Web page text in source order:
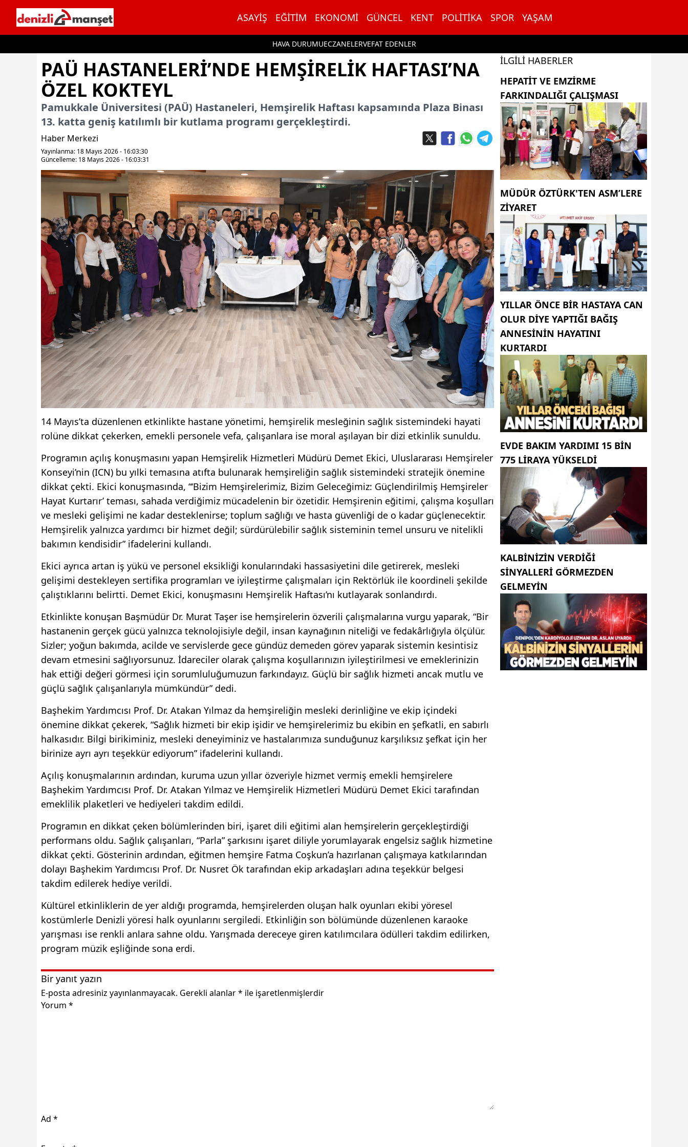
ASAYIŞ EĞITIM EKONOMI GÜNCEL KENT POLITIKA SPOR YAŞAM
HAVA DURUMUECZANELERVEFAT EDENLER
İçeriğe geç
PAÜ HASTANELERI’NDE HEMŞIRELIK HAFTASI’NA
ÖZEL KOKTEYL
Pamukkale Üniversitesi (PAÜ) Hastaneleri, Hemşirelik Haftası kapsamında Plaza Binası
13. katta geniş katılımlı bir kutlama programı gerçekleştirdi.
Haber Merkezi
Yayınlanma: 18 Mayıs 2026 - 16:03:30
Güncelleme: 18 Mayıs 2026 - 16:03:31
14 Mayıs’ta düzenlenen etkinlikte hastane yönetimi, hemşirelik mesleğinin sağlık sistemindeki hayati
rolüne dikkat çekerken, emekli personele vefa, çalışanlara ise moral aşılayan bir dizi etkinlik sunuldu.
Programın açılış konuşmasını yapan Hemşirelik Hizmetleri Müdürü Demet Ekici, Uluslararası Hemşireler
Konseyi’nin (ICN) bu yılki temasına atıfta bulunarak hemşireliğin sağlık sistemindeki stratejik önemine
dikkat çekti. Ekici konuşmasında, “‘Bizim Hemşirelerimiz, Bizim Geleceğimiz: Güçlendirilmiş Hemşireler
Hayat Kurtarır’ teması, sahada verdiğimiz mücadelenin bir özetidir. Hemşirenin eğitimi, çalışma koşulları
ve mesleki gelişimi ne kadar desteklenirse; toplum sağlığı ve hasta güvenliği de o kadar güçlenecektir.
Hemşirelik yalnızca yardımcı bir hizmet değil; sürdürülebilir sağlık sisteminin temel unsuru ve nitelikli
bakımın kendisidir” ifadelerini kullandı.
Ekici ayrıca artan iş yükü ve personel eksikliği konularındaki hassasiyetini dile getirerek, mesleki
gelişimi destekleyen sertifika programları ve iyileştirme çalışmaları için Rektörlük ile koordineli şekilde
çalıştıklarını belirtti. Demet Ekici, konuşmasını Hemşirelik Haftası’nı kutlayarak sonlandırdı.
Etkinlikte konuşan Başmüdür Dr. Murat Taşer ise hemşirelerin özverili çalışmalarına vurgu yaparak, “Bir
hastanenin gerçek gücü yalnızca teknolojisiyle değil, insan kaynağının niteliği ve fedakârlığıyla ölçülür.
Sizler; yoğun bakımda, acilde ve servislerde gece gündüz demeden görev yaparak sistemin kesintisiz
devam etmesini sağlıyorsunuz. İdareciler olarak çalışma koşullarınızın iyileştirilmesi ve emeklerinizin
hak ettiği değeri görmesi için sorumluluğumuzun farkındayız. Güçlü bir sağlık hizmeti ancak mutlu ve
güçlü sağlık çalışanlarıyla mümkündür” dedi.
Başhekim Yardımcısı Prof. Dr. Atakan Yılmaz da hemşireliğin mesleki derinliğine ve ekip içindeki
önemine dikkat çekerek, “Sağlık hizmeti bir ekip işidir ve hemşirelerimiz bu ekibin en şefkatli, en sabırlı
halkasıdır. Bilgi birikiminiz, mesleki deneyiminiz ve hastalarımıza sunduğunuz karşılıksız şefkat için her
birinize ayrı ayrı teşekkür ediyorum” ifadelerini kullandı.
Açılış konuşmalarının ardından, kuruma uzun yıllar özveriyle hizmet vermiş emekli hemşirelere
Başhekim Yardımcısı Prof. Dr. Atakan Yılmaz ve Hemşirelik Hizmetleri Müdürü Demet Ekici tarafından
emeklilik plaketleri ve hediyeleri takdim edildi.
Programın en dikkat çeken bölümlerinden biri, işaret dili eğitimi alan hemşirelerin gerçekleştirdiği
performans oldu. Sağlık çalışanları, “Parla” şarkısını işaret diliyle yorumlayarak engelsiz sağlık hizmetine
dikkat çekti. Gösterinin ardından, eğitmen hemşire Fatma Coşkun’a hazırlanan çalışmaya katkılarından
dolayı Başhekim Yardımcısı Prof. Dr. Nusret Ök tarafından ekip arkadaşları adına teşekkür belgesi
takdim edilerek hediye verildi.
Kültürel etkinliklerin de yer aldığı programda, hemşirelerden oluşan halk oyunları ekibi yöresel
kostümlerle Denizli yöresi halk oyunlarını sergiledi. Etkinliğin son bölümünde düzenlenen karaoke
yarışması ise renkli anlara sahne oldu. Yarışmada dereceye giren katılımcılara ödülleri takdim edilirken,
program müzik eşliğinde sona erdi.
Bir yanıt yazın
E-posta adresiniz yayınlanmayacak. Gerekli alanlar* ile işaretlenmişlerdir
Yorum *
Ad *
İLGILI HABERLER
HEPATİT VE EMZİRME
FARKINDALIĞI ÇALIŞMASI
MÜDÜR ÖZTÜRK'TEN ASM’LERE
ZİYARET
YILLAR ÖNCE BIR HASTAYA CAN
OLUR DIYE YAPTIĞI BAĞIŞ
ANNESININ HAYATINI
KURTARDI
EVDE BAKIM YARDIMI 15 BIN
775 LIRAYA YÜKSELDI
KALBINIZIN VERDIĞI
SINYALLERI GÖRMEZDEN
GELMEYIN